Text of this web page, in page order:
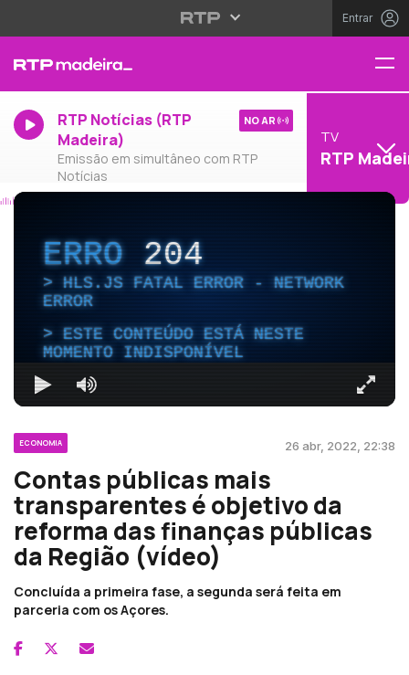
Entrar
RTP Notícias (RTP
Madeira)
Emissão em simultâneo com RTP
Notícias
NO AR
TV
RTP
ERRO204
HLS.JS FATAL ERROR - NETWORK
ERROR
ESTE CONTEÚDO ESTÁ NESTE
MOMENTO INDISPONÍVEL
ECONOMIA 26 abr, 2022, 22:38
Contas públicas mais
transparentes é objetivo da
reforma das finanças públicas
da Região (vídeo)
Concluída a primeira fase, a segunda será feita em
parceria com os Açores.